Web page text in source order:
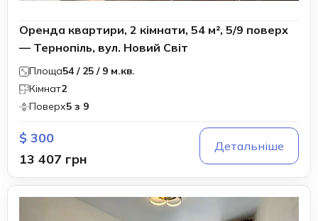
Оренда квартири, 2 кімнати, 54 м², 5/9 поверх
— Тернопіль, вул. Новий Світ
Площа54 / 25 / 9 м.кв.
Кімнат2
Поверх5 з 9
$ 300
13 407 грн
Детальніше